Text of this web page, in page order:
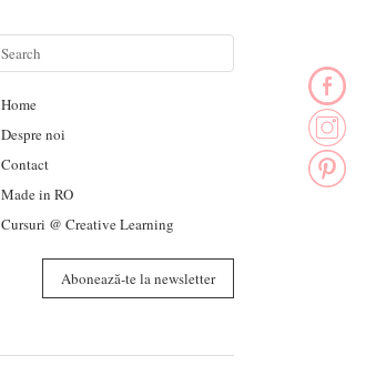
Home
Despre noi
Contact
Made in RO
Cursuri @ Creative Learning
Abonează-te la newsletter